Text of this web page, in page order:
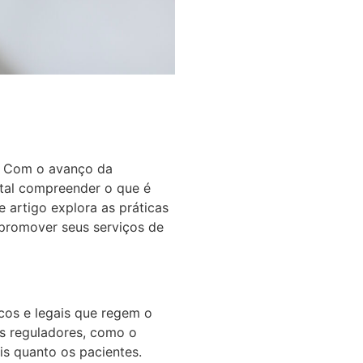
o avanço da
compreender o que é
artigo explora as práticas
seus serviços de
e legais que regem o
reguladores, como o
quanto os pacientes.